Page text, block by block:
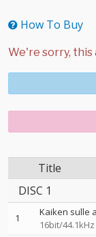
How To Buy
Title
DISC 1
1 Kaiken sulle
16bit/44.1kHz